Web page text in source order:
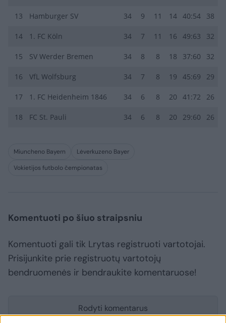
13 Hamburger SV 34 9 11 14 40:54 38
14 1. FC Köln 34 7 11 16 49:63 32
15 SV Werder Bremen 34 8 8 18 37:60 32
16 VfL Wolfsburg 34 7 8 19 45:69 29
17 1. FC Heidenheim 1846 34 6 8 20 41:72 26
18 FC St. Pauli 34 6 8 20 29:60 26
Miuncheno Bayern
Lėverkuzeno Bayer
Vokietijos futbolo čempionatas
Komentuoti po šiuo straipsniu
Komentuoti gali tik Lrytas registruoti vartotojai.
Prisijunkite prie registruotų vartotojų
bendruomenės ir bendraukite komentaruose!
Rodyti komentarus